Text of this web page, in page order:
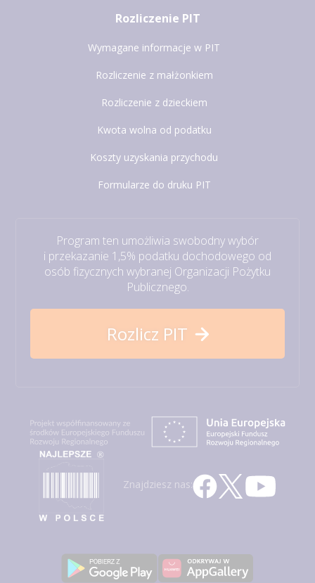
Rozliczenie PIT
Wymagane informacje w PIT
Rozliczenie z małżonkiem
Rozliczenie z dzieckiem
Kwota wolna od podatku
Koszty uzyskania przychodu
Formularze do druku PIT
Program ten umożliwia swobodny wybór
i przekazanie 1,5% podatku dochodowego od
osób fizycznych wybranej Organizacji Pożytku
Publicznego.
Rozlicz PIT
Znajdziesz nas: